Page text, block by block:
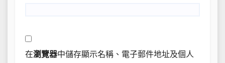
在瀏覽器中儲存顯示名稱、電子郵件地址及個人